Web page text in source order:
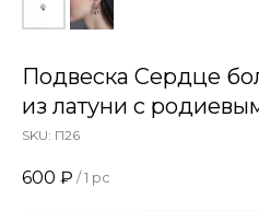
Подвеска Сердце
из латуни с
SKU: П26
600 ₽ / 1 pc